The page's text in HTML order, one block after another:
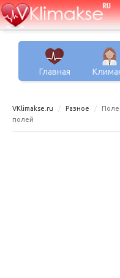
Главная
VKlimakse.ru Разное
полей